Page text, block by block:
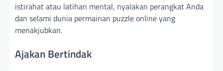
istirahat atau latihan mental, nyalakan perangkat Anda
dan selami dunia permainan puzzle online yang
menakjubkan.
Ajakan Bertindak